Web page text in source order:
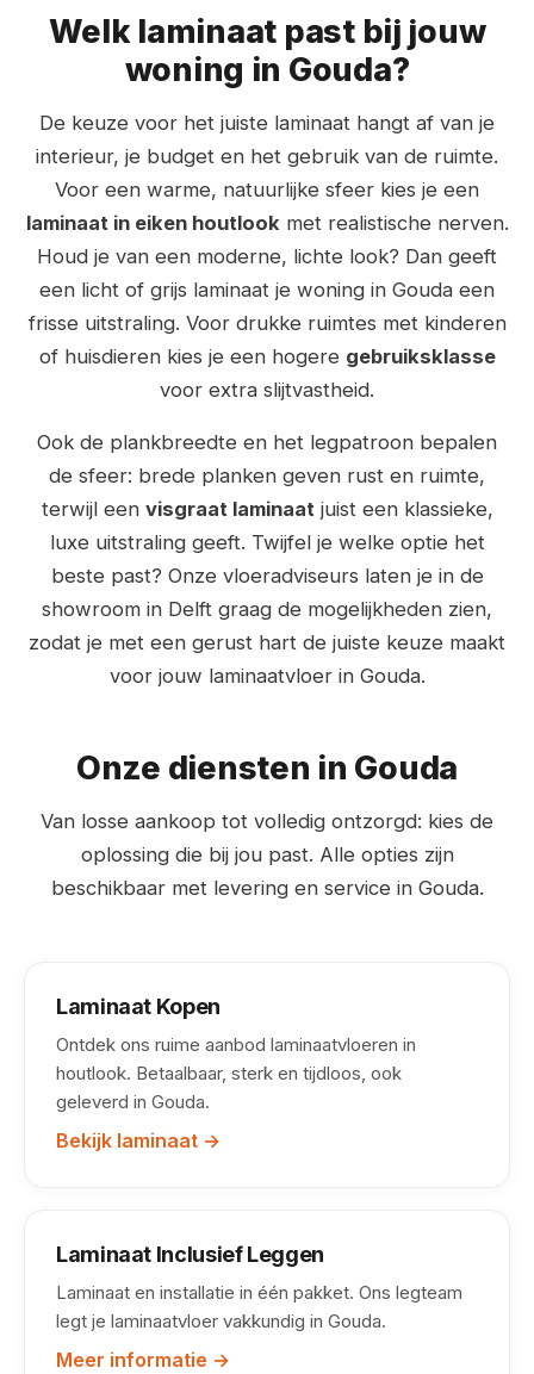
Welk laminaat past bij jouw
woning in Gouda?
De keuze voor het juiste laminaat hangt af van je
interieur, je budget en het gebruik van de ruimte.
Voor een warme, natuurlijke sfeer kies je een
laminaat in eiken houtlookmet realistische nerven.
Houd je van een moderne, lichte look? Dan geeft
een licht of grijs laminaat je woning in Gouda een
frisse uitstraling. Voor drukke ruimtes met kinderen
of huisdieren kies je een hogere gebruiksklasse
voor extra slijtvastheid.
Ook de plankbreedte en het legpatroon bepalen
de sfeer: brede planken geven rust en ruimte,
terwijl een visgraat laminaatjuist een klassieke,
luxe uitstraling geeft. Twijfel je welke optie het
beste past? Onze vloeradviseurs laten je in de
showroom in Delft graag de mogelijkheden zien,
zodat je met een gerust hart de juiste keuze maakt
voor jouw laminaatvloer in Gouda.
Onze diensten in Gouda
Van losse aankoop tot volledig ontzorgd: kies de
oplossing die bij jou past. Alle opties zijn
beschikbaar met levering en service in Gouda.
Laminaat Kopen
Ontdek ons ruime aanbod laminaatvloeren in
houtlook. Betaalbaar, sterk en tijdloos, ook
geleverd in Gouda.
Bekijk laminaat →
Laminaat Inclusief Leggen
Laminaat en installatie in één pakket. Ons legteam
legt je laminaatvloer vakkundig in Gouda.
Meer informatie →